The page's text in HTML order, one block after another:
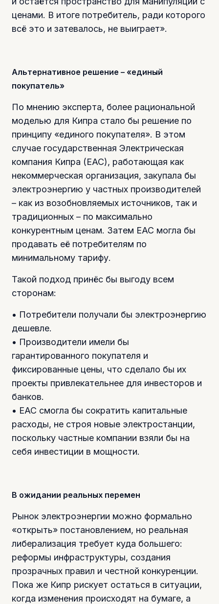
ценами. В итоге потребитель, ради которого
всё это и затевалось, не выиграет».
Альтернативное решение – «единый
покупатель»
По мнению эксперта, более рациональной
моделью для Кипра стало бы решение по
принципу «единого покупателя». В этом
случае государственная Электрическая
компания Кипра (EAC), работающая как
некоммерческая организация, закупала бы
электроэнергию у частных производителей
– как из возобновляемых источников, так и
традиционных – по максимально
конкурентным ценам. Затем EAC могла бы
продавать её потребителям по
минимальному тарифу.
Такой подход принёс бы выгоду всем
сторонам:
• Потребители получали бы электроэнергию
дешевле.
• Производители имели бы
гарантированного покупателя и
фиксированные цены, что сделало бы их
проекты привлекательнее для инвесторов и
банков.
• EAC смогла бы сократить капитальные
расходы, не строя новые электростанции,
поскольку частные компании взяли бы на
себя инвестиции в мощности.
В ожидании реальных перемен
Рынок электроэнергии можно формально
«открыть» постановлением, но реальная
либерализация требует куда большего:
реформы инфраструктуры, создания
прозрачных правил и честной конкуренции.
Пока же Кипр рискует остаться в ситуации,
когда изменения происходят на бумаге, а